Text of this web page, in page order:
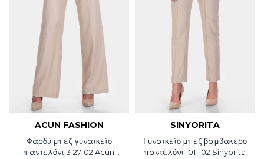
ACUN FASHION
Φαρδύ μπεζ γυναικείο
παντελόνι 3127-02 Acun
SINYORITA
Γυναικείο μπεζ βαμβακερό
παντελόνι 1011-02 Sinyorita